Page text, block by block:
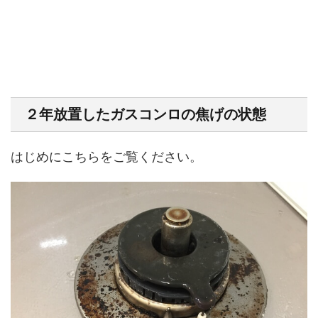
２年放置したガスコンロの焦げの状態
はじめにこちらをご覧ください。